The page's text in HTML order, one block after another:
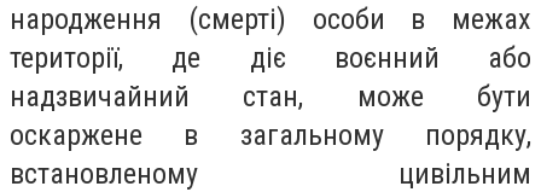
народження (смерті) особи в межах
території, де діє воєнний або
надзвичайний стан, може бути
оскаржене в загальному порядку,
встановленому цивільним